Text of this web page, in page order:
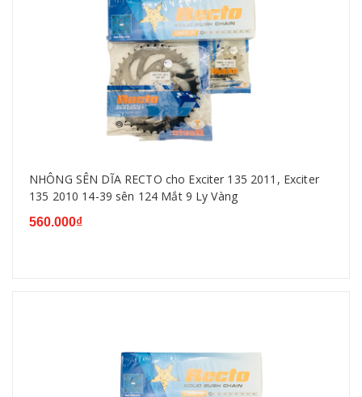
NHÔNG SÊN DĨA RECTO cho Exciter 135 2011, Exciter
135 2010 14-39 sên 124 Mắt 9 Ly Vàng
560.000₫